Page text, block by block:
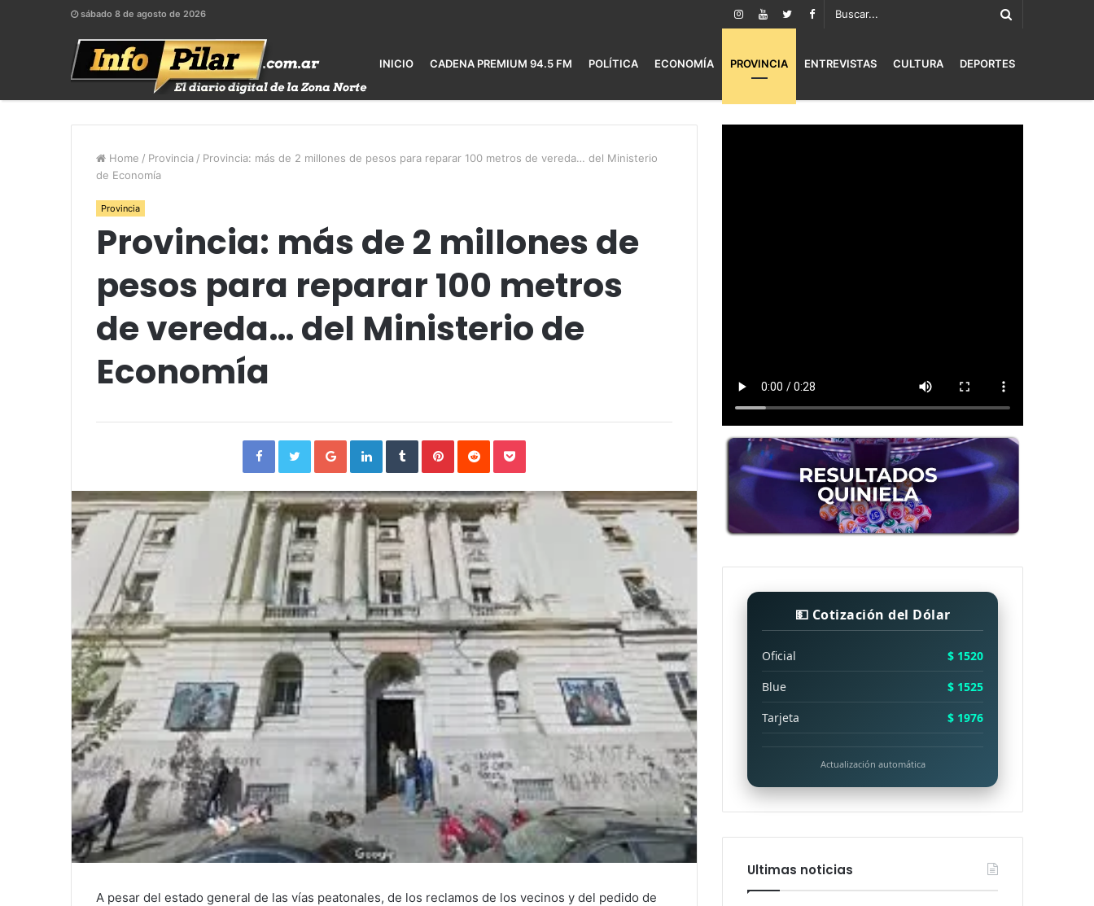
sábado 8 de agosto de 2026
INICIO CADENA PREMIUM 94.5 FM POLÍTICA ECONOMÍA PROVINCIA ENTREVISTAS CULTURA DEPORTES
Home / Provincia / Provincia: más de 2 millones de pesos para reparar 100 metros de vereda… del Ministerio
de Economía
Provincia
Provincia: más de 2 millones de
pesos para reparar 100 metros
de vereda… del Ministerio de
Economía
FacebookTwitterGoogle+LinkedInTumblrPinterestReddit Pocket
A pesar del estado general de las vías peatonales, de los reclamos de los vecinos y del pedido de
💵 Cotización del Dólar
Oficial
$ 1520
Blue
$ 1525
Tarjeta
$ 1976
Actualización automática
Ultimas noticias